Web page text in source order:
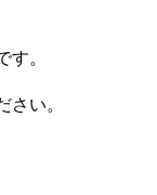
す。
い。